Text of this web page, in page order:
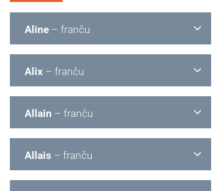
Aline – franču
Alix – franču
Allain – franču
Allais – franču